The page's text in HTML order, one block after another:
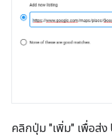
คลิกปุ่ม "เพิ่ม" เพื่อส่ง